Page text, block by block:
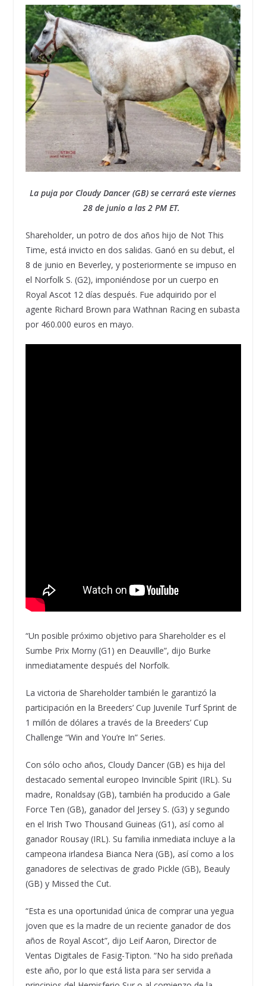
La puja por Cloudy Dancer (GB) se cerrará este viernes
28 de junio a las 2 PM ET.
Shareholder, un potro de dos años hijo de Not This
Time, está invicto en dos salidas. Ganó en su debut, el
8 de junio en Beverley, y posteriormente se impuso en
el Norfolk S. (G2), imponiéndose por un cuerpo en
Royal Ascot 12 días después. Fue adquirido por el
agente Richard Brown para Wathnan Racing en subasta
por 460.000 euros en mayo.
“Un posible próximo objetivo para Shareholder es el
Sumbe Prix Morny (G1) en Deauville”, dijo Burke
inmediatamente después del Norfolk.
La victoria de Shareholder también le garantizó la
participación en la Breeders’ Cup Juvenile Turf Sprint de
1 millón de dólares a través de la Breeders’ Cup
Challenge “Win and You’re In” Series.
Con sólo ocho años, Cloudy Dancer (GB) es hija del
destacado semental europeo Invincible Spirit (IRL). Su
madre, Ronaldsay (GB), también ha producido a Gale
Force Ten (GB), ganador del Jersey S. (G3) y segundo
en el Irish Two Thousand Guineas (G1), así como al
ganador Rousay (IRL). Su familia inmediata incluye a la
campeona irlandesa Bianca Nera (GB), así como a los
ganadores de selectivas de grado Pickle (GB), Beauly
(GB) y Missed the Cut.
“Esta es una oportunidad única de comprar una yegua
joven que es la madre de un reciente ganador de dos
años de Royal Ascot”, dijo Leif Aaron, Director de
Ventas Digitales de Fasig-Tipton. “No ha sido preñada
este año, por lo que está lista para ser servida a